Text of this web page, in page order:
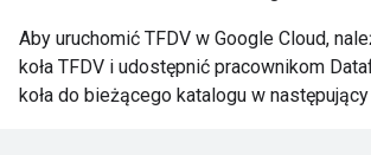
Aby uruchomić TFDV w Google Cloud,
koła TFDV i udostępnić pracownikom
koła do bieżącego katalogu w